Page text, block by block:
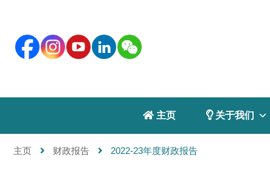
 主页  关于我们
主页 财政报告 2022-23年度财政报告